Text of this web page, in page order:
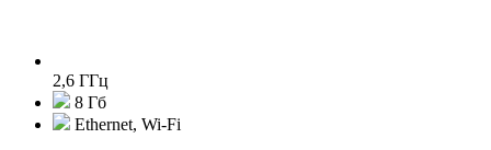
2,6 ГГц
8 Гб
Ethernet, Wi-Fi